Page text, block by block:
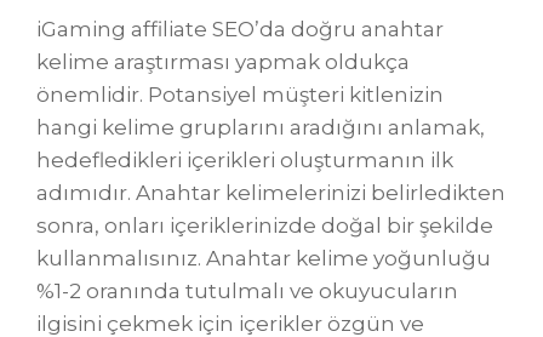
iGaming affiliate SEO’da doğru anahtar
kelime araştırması yapmak oldukça
önemlidir. Potansiyel müşteri kitlenizin
hangi kelime gruplarını aradığını anlamak,
hedefledikleri içerikleri oluşturmanın ilk
adımıdır. Anahtar kelimelerinizi belirledikten
sonra, onları içeriklerinizde doğal bir şekilde
kullanmalısınız. Anahtar kelime yoğunluğu
%1-2 oranında tutulmalı ve okuyucuların
ilgisini çekmek için içerikler özgün ve